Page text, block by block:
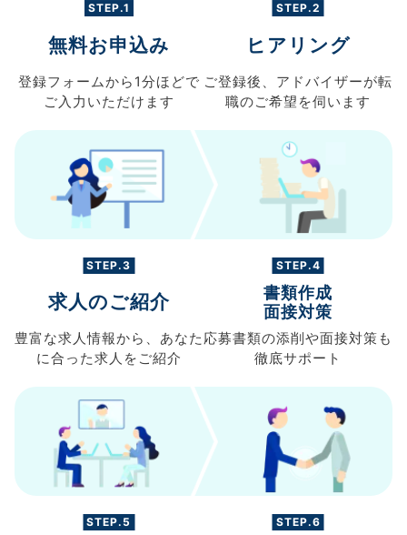
STEP.1
無料お申込み
登録フォームから 1分ほどで
ご入力 いただけます
STEP.2
ヒアリング
ご登録後、 アドバイザーが転
職のご希望を伺います
STEP.3
求人のご紹介
豊富な求人情報から、 あなた
に合った求人を ご紹介
STEP.4
書類作成
面接対策
応募書類の添削や面接対策も
徹底サポート
STEP.5 STEP.6